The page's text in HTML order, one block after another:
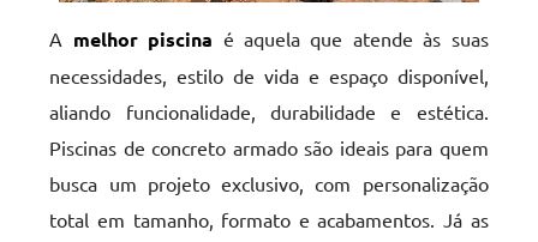
A melhor piscina é aquela que atende às suas
necessidades, estilo de vida e espaço disponível,
aliando funcionalidade, durabilidade e estética.
Piscinas de concreto armado são ideais para quem
busca um projeto exclusivo, com personalização
total em tamanho, formato e acabamentos. Já as